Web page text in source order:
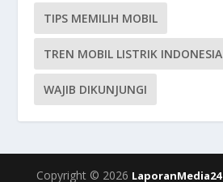
TIPS MEMILIH MOBIL
TREN MOBIL LISTRIK INDONESIA
WAJIB DIKUNJUNGI
Copyright © 2026 LaporanMedia24